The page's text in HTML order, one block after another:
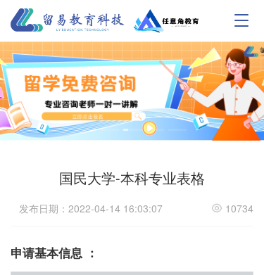
T
g
g
l
e
a
i
国民大学-本科专业表格
发布日期：2022-04-14 16:03:07 10734
申请基本信息 ：